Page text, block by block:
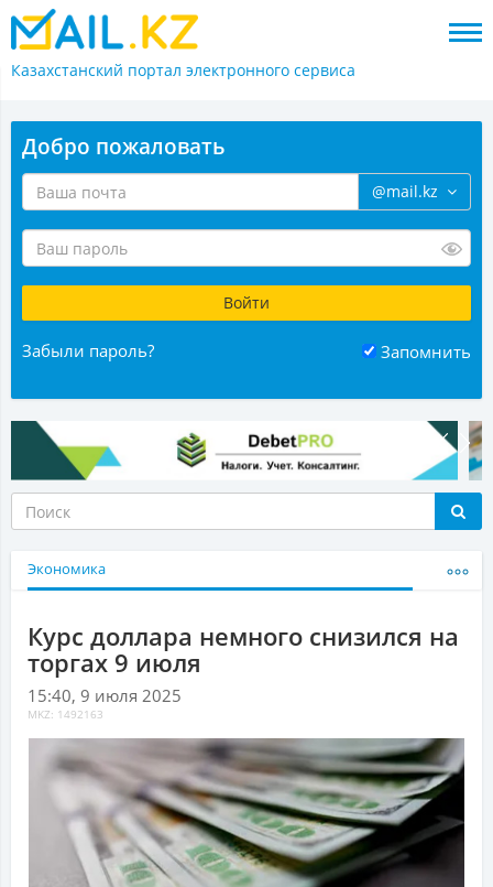
Казахстанский портал электронного сервиса
Добро пожаловать
@mail.kz
Забыли пароль? Запомнить
Экономика
Курс доллара немного снизился на
торгах 9 июля
15:40, 9 июля 2025
MKZ: 1492163